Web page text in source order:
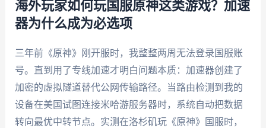
海外玩家如何玩国服原神这类游戏？加速
器为什么成为必选项
三年前《原神》刚开服时，我整整两周无法登录国服账
号。直到用了专线加速才明白问题本质：加速器创建了
加密的虚拟隧道替代公网传输路径。当路由检测到我的
设备在美国试图连接米哈游服务器时，系统自动把数据
转向最优中转节点。实测在洛杉矶玩《原神》国服时，